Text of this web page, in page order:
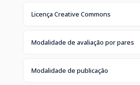
Licença Creative Commons
Modalidade de avaliação por pares
Modalidade de publicação